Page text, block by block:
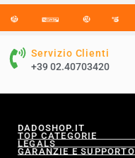
Servizio Clienti
+39 02.40703420
DADOSHOP.IT
TOP CATEGORIE
LEGALS
GARANZIE E SUPPORTO